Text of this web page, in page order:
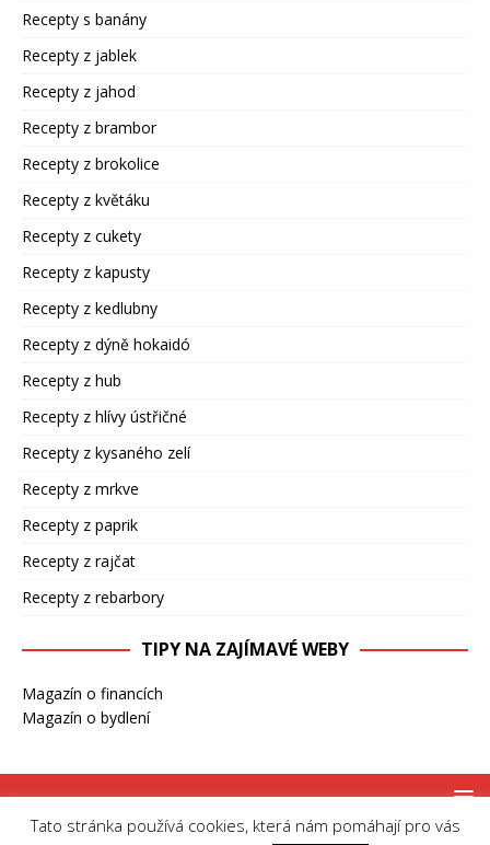
Recepty s banány
Recepty z jablek
Recepty z jahod
Recepty z brambor
Recepty z brokolice
Recepty z květáku
Recepty z cukety
Recepty z kapusty
Recepty z kedlubny
Recepty z dýně hokaidó
Recepty z hub
Recepty z hlívy ústřičné
Recepty z kysaného zelí
Recepty z mrkve
Recepty z paprik
Recepty z rajčat
Recepty z rebarbory
TIPY NA ZAJÍMAVÉ WEBY
Magazín o financích
Magazín o bydlení
Tato stránka používá cookies, která nám pomáhají pro vás